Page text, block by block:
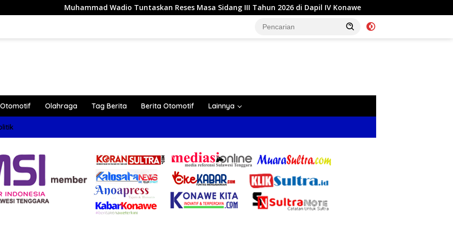
Wadio Tuntaskan Reses Masa Sidang III Tahun 2026 di Dapil IV Konawe Reses di Labela, Anggota DPRD
Otomotif Olahraga Tag Berita Berita Otomotif Lainnya